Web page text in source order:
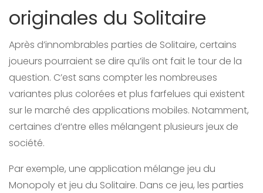
originales du Solitaire
Après d’innombrables parties de Solitaire, certains
joueurs pourraient se dire qu’ils ont fait le tour de la
question. C’est sans compter les nombreuses
variantes plus colorées et plus farfelues qui existent
sur le marché des applications mobiles. Notamment,
certaines d’entre elles mélangent plusieurs jeux de
société.
Par exemple, une application mélange jeu du
Monopoly et jeu du Solitaire. Dans ce jeu, les parties